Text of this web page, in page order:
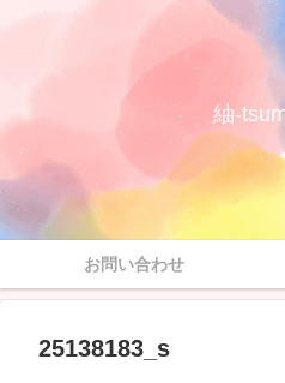
紬-
お問い合わせ
25138183_s